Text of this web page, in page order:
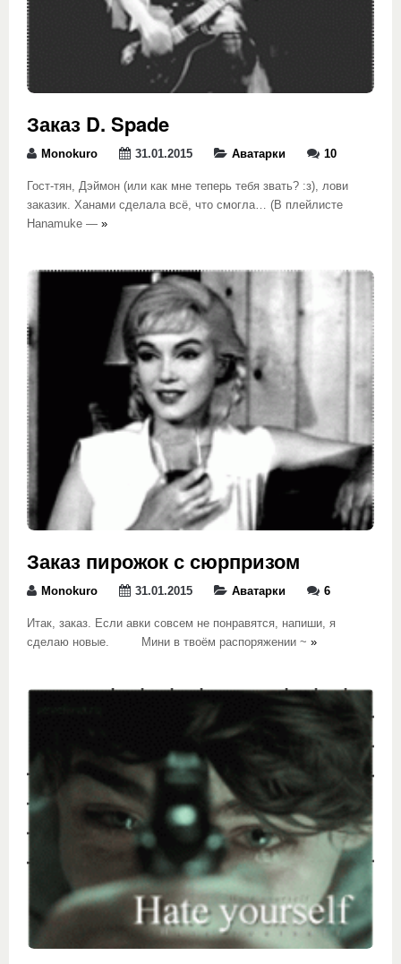
Заказ D. Spade
Monokuro 31.01.2015 Аватарки 10
Гост-тян, Дэймон (или как мне теперь тебя звать? :з), лови
заказик. Ханами сделала всё, что смогла… (В плейлисте
Hanamuke — »
Заказ пирожок с сюрпризом
Monokuro 31.01.2015 Аватарки 6
Итак, заказ. Если авки совсем не понравятся, напиши, я
сделаю новые. Мини в твоём распоряжении ~ »